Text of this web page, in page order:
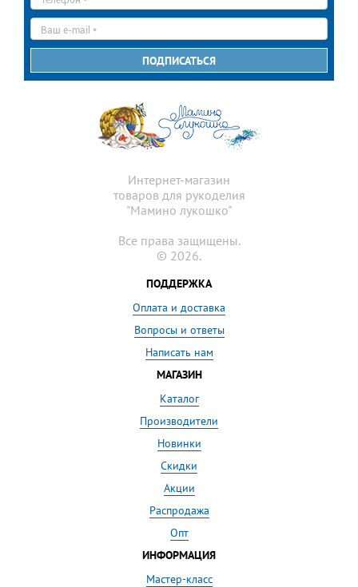
*
mail
*
ПОДПИСАТЬСЯ
Интернет-магазин
товаров для рукоделия
"Мамино лукошко"
Все права защищены.
© 2026.
ПОДДЕРЖКА
Оплата и доставка
Вопросы и ответы
Написать нам
МАГАЗИН
Каталог
Производители
Новинки
Скидки
Акции
Распродажа
Опт
ИНФОРМАЦИЯ
Мастер-класс